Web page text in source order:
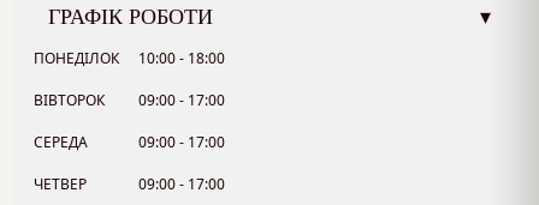
ГРАФІК РОБОТИ ▾
ПОНЕДІЛОК 10:00 - 18:00
ВІВТОРОК 09:00 - 17:00
СЕРЕДА 09:00 - 17:00
ЧЕТВЕР 09:00 - 17:00